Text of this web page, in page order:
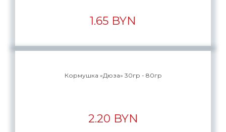
1.65 BYN
Кормушка «Дюза» 30гр - 80гр
2.20 BYN